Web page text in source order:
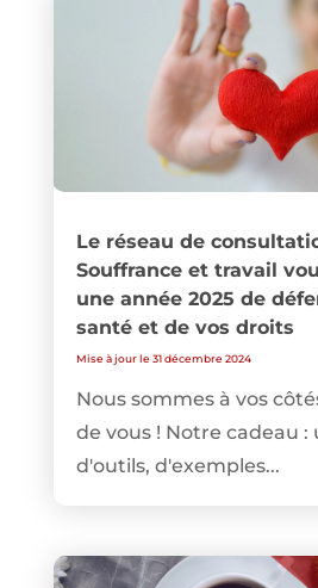
Le réseau de
Souffrance et travail
une année 2025 de
santé et de vos droits
Mise à jour le 31 décembre 2024
Nous sommes à vos
de vous ! Notre cadeau :
d'outils, d'exemples...